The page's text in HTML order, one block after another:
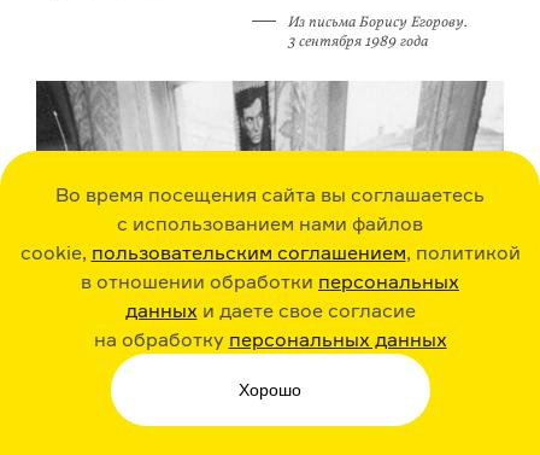
Во время посещения сайта вы соглашаетесь
с использованием нами файлов
cookie, пользовательским соглашением, политикой
в отношении обработки персональных
данных и даете свое согласие
на обработку персональных данных
Хорошо
Из письма Борису Егорову.
3 сентября 1989 года